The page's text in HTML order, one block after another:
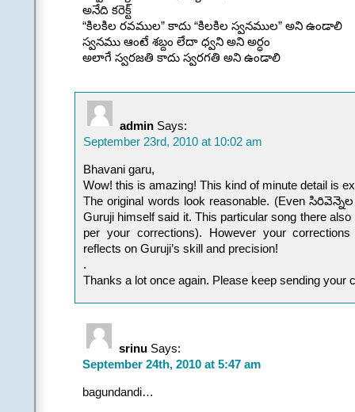
అనేది కరెక్ట్
“కిలకిల రవముల” కాదు “కిలకిల స్వనముల” అని ఉండాలి
స్వనము ఆంటే శబ్దం లేదా ధ్వని అని అర్ధం
అలాగే స్వరజతి కాదు స్వరగతి అని ఉండాలి
admin Says:
September 23rd, 2010 at 10:02 am
Bhavani garu,
Wow! this is amazing! This kind of minute detail is
The original words look reasonable. (Even
Guruji himself said it. This particular song there
per your corrections). However your
reflects on Guruji’s skill and precision!
.
Thanks a lot once again. Please keep sending your
srinu Says:
September 24th, 2010 at 5:47 am
bagundandi…